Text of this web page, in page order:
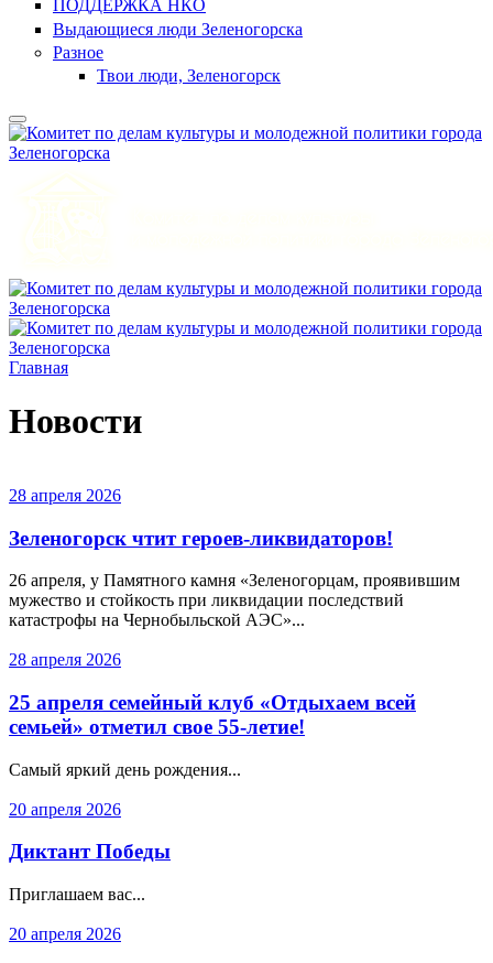
ПОДДЕРЖКА НКО
Выдающиеся люди Зеленогорска
Разное
Твои люди, Зеленогорск
Главная
Новости
28 апреля 2026
Зеленогорск чтит героев-ликвидаторов!
26 апреля, у Памятного камня «Зеленогорцам, проявившим
мужество и стойкость при ликвидации последствий
катастрофы на Чернобыльской АЭС»...
28 апреля 2026
25 апреля семейный клуб «Отдыхаем всей
семьей» отметил свое 55-летие!
Самый яркий день рождения...
20 апреля 2026
Диктант Победы
Приглашаем вас...
20 апреля 2026